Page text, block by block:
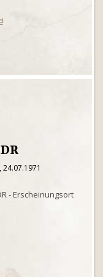
- Erscheinungsort